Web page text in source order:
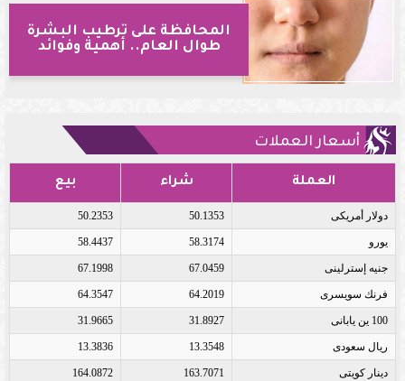
المحافظة على ترطيب البشرة
طوال العام.. أهمية وفوائد
أسعار العملات
العملة شراء بيع
دولار أمريكى 50.1353
50.2353
يورو 58.3174
58.4437
جنيه إسترلينى 67.0459
67.1998
فرنك سويسرى 64.2019
64.3547
100 ين يابانى 31.8927
31.9665
ريال سعودى 13.3548
13.3836
دينار كويتى 163.7071
164.0872